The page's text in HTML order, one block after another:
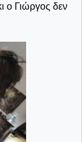
ο Γιώργος δεν